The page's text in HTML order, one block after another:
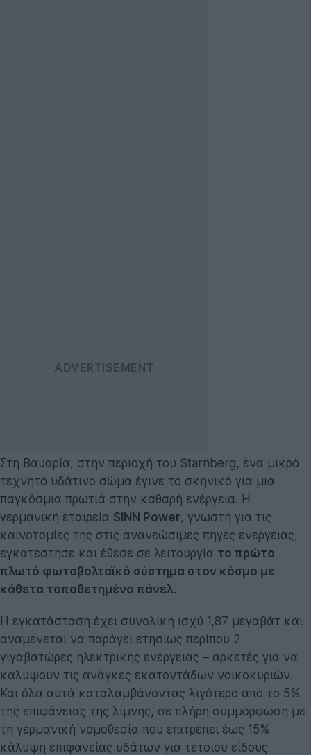
Στη Βαυαρία, στην περιοχή του Starnberg, ένα μικρό
τεχνητό υδάτινο σώμα έγινε το σκηνικό για μια
παγκόσμια πρωτιά στην καθαρή ενέργεια. Η
γερμανική εταιρεία SINN Power, γνωστή για τις
καινοτομίες της στις ανανεώσιμες πηγές ενέργειας,
εγκατέστησε και έθεσε σε λειτουργία το πρώτο
πλωτό φωτοβολταϊκό σύστημα στον κόσμο με
κάθετα τοποθετημένα πάνελ.
Η εγκατάσταση έχει συνολική ισχύ 1,87 μεγαβάτ και
αναμένεται να παράγει ετησίως περίπου 2
γιγαβατώρες ηλεκτρικής ενέργειας – αρκετές για να
καλύψουν τις ανάγκες εκατοντάδων νοικοκυριών.
Και όλα αυτά καταλαμβάνοντας λιγότερο από το 5%
της επιφάνειας της λίμνης, σε πλήρη συμμόρφωση με
τη γερμανική νομοθεσία που επιτρέπει έως 15%
κάλυψη επιφανείας υδάτων για τέτοιου είδους